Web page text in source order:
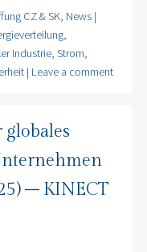
CZ & SK, News |
,
Industrie, Strom,
| Leave a comment
– KINECT